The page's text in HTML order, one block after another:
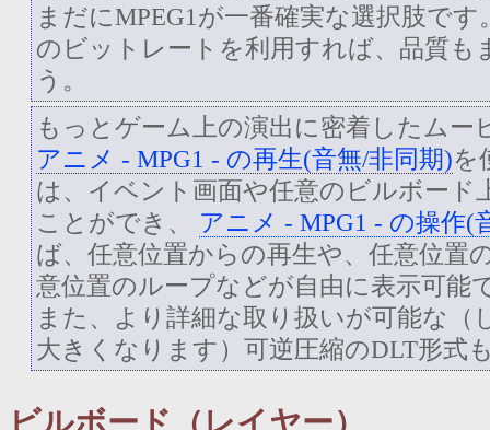
まだにMPEG1が一番確実な選択肢です
のビットレートを利用すれば、品質
う。
もっとゲーム上の演出に密着したムー
アニメ - MPG1 - の再生(音無/非同期)を
は、イベント画面や任意のビルボード
ことができ、 アニメ - MPG1 - の操作(
ば、任意位置からの再生や、任意位置
意位置のループなどが自由に表示可能
また、より詳細な取り扱いが可能な（
大きくなります）可逆圧縮のDLT形式
ビルボード（レイヤー）